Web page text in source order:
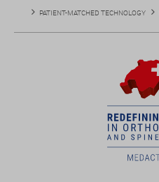
PATIENT-MATCHED TECHNOLOGY